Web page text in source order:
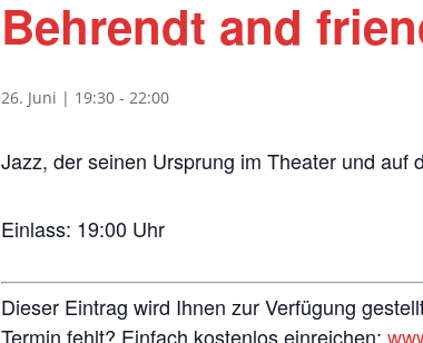
Behrendt and
26. Juni | 19:30 - 22:00
Jazz, der seinen Ursprung im Theater und auf
Einlass: 19:00 Uhr
Dieser Eintrag wird Ihnen zur Verfügung
Termin fehlt? Einfach kostenlos einreichen: